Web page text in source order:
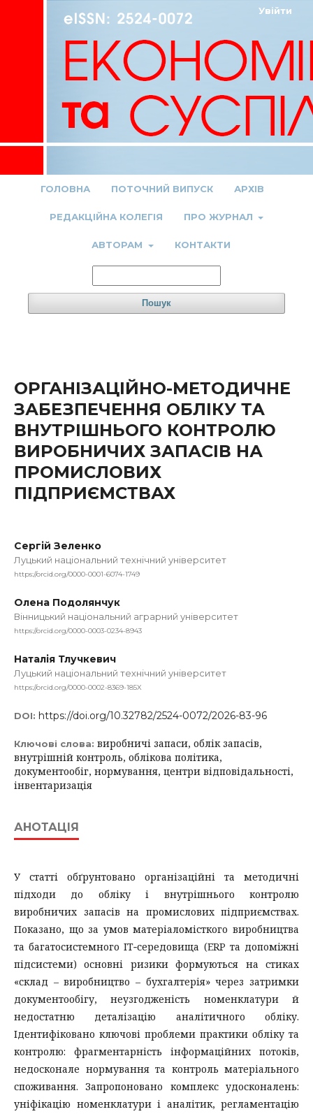
ГОЛОВНА ПОТОЧНИЙ ВИПУСК АРХІВ
РЕДАКЦІЙНА КОЛЕГІЯ ПРО ЖУРНАЛ
АВТОРАМ КОНТАКТИ
Пошук
Увійти
ОРГАНІЗАЦІЙНО-МЕТОДИЧНЕ
ЗАБЕЗПЕЧЕННЯ ОБЛІКУ ТА
ВНУТРІШНЬОГО КОНТРОЛЮ
ВИРОБНИЧИХ ЗАПАСІВ НА
ПРОМИСЛОВИХ
ПІДПРИЄМСТВАХ
Сергій Зеленко
Луцький національний технічний університет
https://orcid.org/0000-0001-6074-1749
Олена Подолянчук
Вінницький національний аграрний університет
https://orcid.org/0000-0003-0234-8943
Наталія Тлучкевич
Луцький національний технічний університет
https://orcid.org/0000-0002-8369-185X
DOI: https://doi.org/10.32782/2524-0072/2026-83-96
Ключові слова: виробничі запаси, облік запасів,
внутрішній контроль, облікова політика,
документообіг, нормування, центри відповідальності,
інвентаризація
АНОТАЦІЯ
У статті обґрунтовано організаційні та методичні
підходи до обліку і внутрішнього контролю
виробничих запасів на промислових підприємствах.
Показано, що за умов матеріаломісткого виробництва
та багатосистемного ІТ‑середовища (ERP та допоміжні
підсистеми) основні ризики формуються на стиках
«склад – виробництво – бухгалтерія» через затримки
документообігу, неузгодженість номенклатури й
недостатню деталізацію аналітичного обліку.
Ідентифіковано ключові проблеми практики обліку та
контролю: фрагментарність інформаційних потоків,
недосконале нормування та контроль матеріального
споживання. Запропоновано комплекс удосконалень:
уніфікацію номенклатури і аналітик, регламентацію